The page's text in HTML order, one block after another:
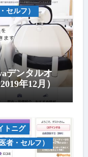
セルフ）
デンタルオ
年12月）
トニグ
者・セルフ）